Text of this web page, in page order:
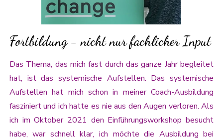
Fortbildung - nicht nur fachlicher Input
Das Thema, das mich fast durch das ganze Jahr begleitet
hat, ist das systemische Aufstellen. Das systemische
Aufstellen hat mich schon in meiner Coach-Ausbildung
fasziniert und ich hatte es nie aus den Augen verloren. Als
ich im Oktober 2021 den Einführungsworkshop besucht
habe, war schnell klar, ich möchte die Ausbildung bei